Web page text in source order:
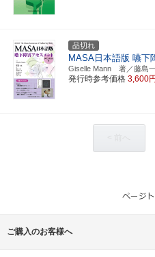
品切れ
MASA日本語版 嚥下
Giselle Mann 著／藤島
発行時参考価格 3,600円
ご購入のお客様へ